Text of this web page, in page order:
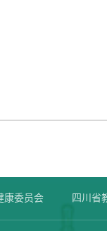
康委员会 四川省